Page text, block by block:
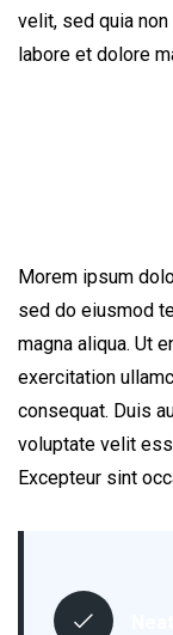
velit, sed quia
labore et dolore
Morem ipsum
sed do eiusmod
magna aliqua. Ut
exercitation
consequat. Duis
voluptate velit
Excepteur sint